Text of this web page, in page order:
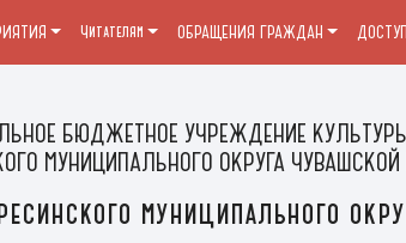
БЮДЖЕТНОЕ УЧРЕЖДЕНИЕ
МУНИЦИПАЛЬНОГО ОКРУГА
муниципального
Читателям ОБРАЩЕНИЯ ГРАЖДАН